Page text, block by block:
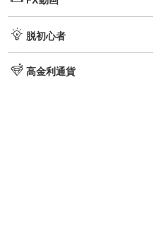
脱初心者
高金利通貨